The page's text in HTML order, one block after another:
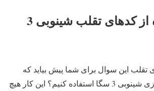
نحوه استفاده از کدهای تقلب شینوبی 3
تقلب این سوال برای شما پیش بیاید که
چگونه از کد تقلب بازی شینوبی 3 سگا استفاده کنیم؟ این کار هیچ